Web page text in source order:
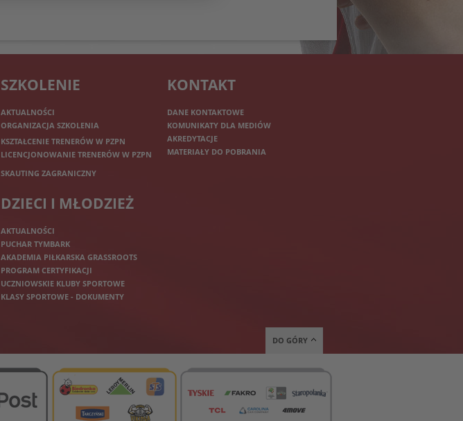
SZKOLENIE
AKTUALNOŚCI
ORGANIZACJA SZKOLENIA
KSZTAŁCENIE TRENERÓW W PZPN
LICENCJONOWANIE TRENERÓW W PZPN
SKAUTING ZAGRANICZNY
DZIECI I MŁODZIEŻ
AKTUALNOŚCI
PUCHAR TYMBARK
AKADEMIA PIŁKARSKA GRASSROOTS
PROGRAM CERTYFIKACJI
UCZNIOWSKIE KLUBY SPORTOWE
KLASY SPORTOWE - DOKUMENTY
KONTAKT
DANE KONTAKTOWE
KOMUNIKATY DLA MEDIÓW
AKREDYTACJE
MATERIAŁY DO POBRANIA
DO GÓRY